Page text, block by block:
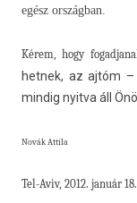
egész országban.
Kérem, hogy
hetnek, az ajtóm
min­dig nyit­va áll
Novák At­tila
Tel-Aviv, 2012. január 18.